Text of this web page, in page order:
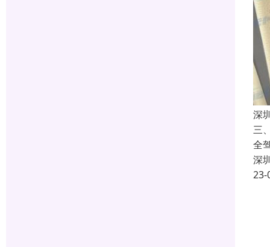
深
三
全
深
23-